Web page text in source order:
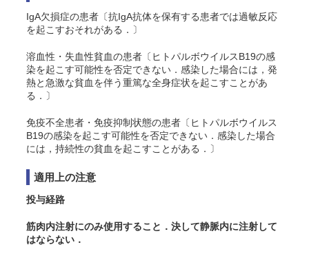
IgA欠損症の患者〔抗IgA抗体を保有する患者では過敏反応
を起こすおそれがある．〕
溶血性・失血性貧血の患者〔ヒトパルボウイルスB19の感
染を起こす可能性を否定できない．感染した場合には，発
熱と急激な貧血を伴う重篤な全身症状を起こすことがあ
る．〕
免疫不全患者・免疫抑制状態の患者〔ヒトパルボウイルス
B19の感染を起こす可能性を否定できない．感染した場合
には，持続性の貧血を起こすことがある．〕
適用上の注意
投与経路
筋肉内注射にのみ使用すること．決して静脈内に注射して
はならない．